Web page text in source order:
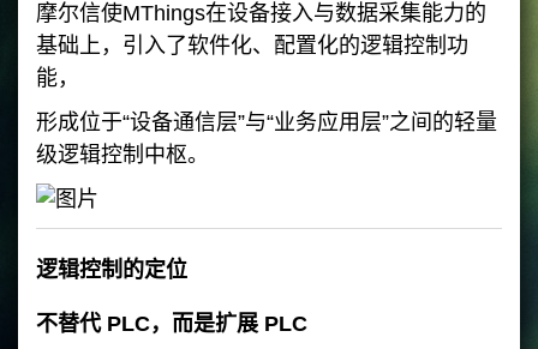
摩尔信使MThings在设备接入与数据采集能力的
基础上，引入了软件化、配置化的逻辑控制功
能，
形成位于“设备通信层”与“业务应用层”之间的轻量
级逻辑控制中枢。
逻辑控制的定位
不替代 PLC，而是扩展 PLC